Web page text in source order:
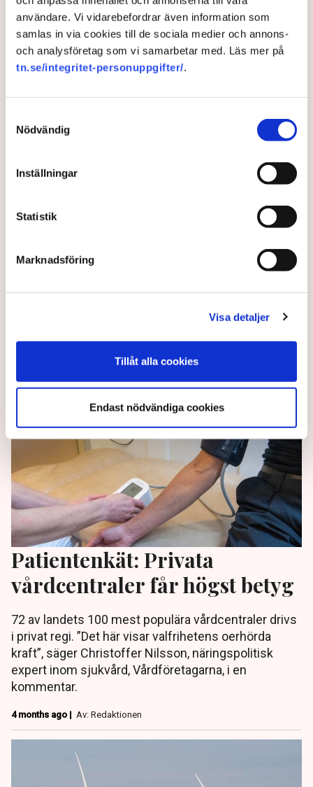
användare. Vi vidarebefordrar även information som
samlas in via cookies till de sociala medier och annons-
och analysföretag som vi samarbetar med. Läs mer på
tn.se/integritet-personuppgifter/.
Nödvändig
Inställningar
Statistik
Marknadsföring
Visa detaljer
Tillåt alla cookies
Endast nödvändiga cookies
Karimli och AnnaSara Perslow på GP Debatt.
3 months ago | Av: Redaktionen
Betydligt billigare elfaktura
väntar
Efter elprischocken i norra Sverige – i mars föll
elpriserna till mer normala nivåer. Men inte i
Patientenkät: Privata
vårdcentraler får högst betyg
72 av landets 100 mest populära vårdcentraler drivs
i privat regi. ”Det här visar valfrihetens oerhörda
kraft”, säger Christoffer Nilsson, näringspolitisk
expert inom sjukvård, Vårdföretagarna, i en
kommentar.
4 months ago | Av: Redaktionen